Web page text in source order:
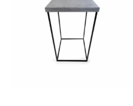
cm)
aantal